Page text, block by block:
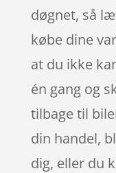
døgnet, så
købe dine
at du ikke
én gang og
tilbage til
din handel,
dig, eller du